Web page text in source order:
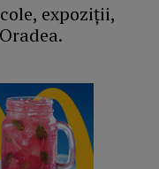
expoziții,